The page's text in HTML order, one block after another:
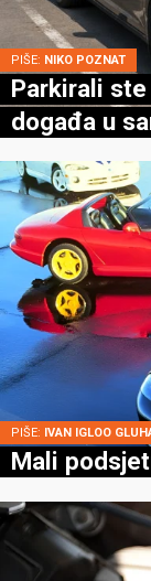
PIŠE: NIKO POZNAT
Parkirali ste
događa u
PIŠE: IVAN IGLOO
Mali